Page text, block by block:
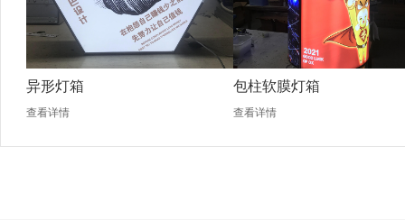
异形灯箱
查看详情
包柱软膜灯箱
查看详情